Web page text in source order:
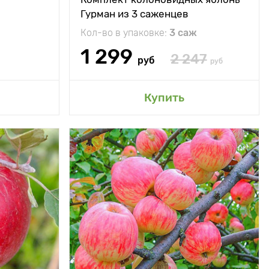
Гурман из 3 саженцев
Кол-во в упаковке: 3 саж
1 299 руб 2 247 руб
Купить
Вес плода 80 - 120 г
Плодоносят один за
Добавить в мой сад
- 400 см
- 600 см
место
минус 29°С
Высота растения 600 - 700 см
Растояние между
растениями
500 - 600 см
Местоположение солнечное место
Морозостойкость минус 29°С
Период созревания раннелетний